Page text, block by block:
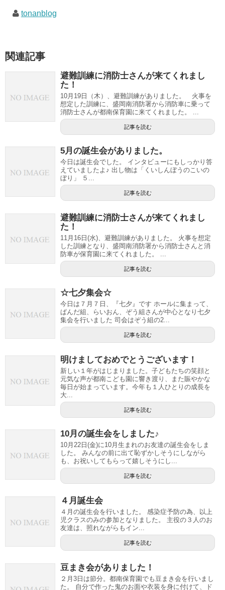
tonanblog
関連記事
避難訓練に消防士さんが来てくれまし
た！
10月19日（木）、避難訓練がありました。 火事を
想定した訓練に、盛岡南消防署から消防車に乗って
消防士さんが都南保育園に来てくれました。 ...
記事を読む
5月の誕生会がありました。
今日は誕生会でした。 インタビューにもしっかり答
えていましたよ♪ 出し物は「くいしんぼうのこいの
ぼり」 ５...
記事を読む
避難訓練に消防士さんが来てくれまし
た！
11月16日(水)、避難訓練がありました。 火事を想定
した訓練となり、盛岡南消防署から消防士さんと消
防車が保育園に来てくれました。 ...
記事を読む
☆七夕集会☆
今日は７月７日、『七夕』です ホールに集まって、
ぱんだ組、らいおん、ぞう組さんが中心となり七夕
集会を行いました 司会はぞう組の2...
記事を読む
明けましておめでとうございます！
新しい１年がはじまりました。子どもたちの笑顔と
元気な声が都南こども園に響き渡り、また賑やかな
毎日が始まっています。今年も１人ひとりの成長を
大...
記事を読む
10月の誕生会をしました♪
10月22日(金)に10月生まれのお友達の誕生会をしま
した。 みんなの前に出て恥ずかしそうにしながら
も、お祝いしてもらって嬉しそうにし...
記事を読む
４月誕生会
４月の誕生会を行いました。 感染症予防の為、以上
児クラスのみの参加となりました。 主役の３人のお
友達は、照れながらもイン...
記事を読む
豆まき会がありました！
２月3日は節分。都南保育園でも豆まき会を行いまし
た。 自分で作った鬼のお面や衣装を身に付けて、ド